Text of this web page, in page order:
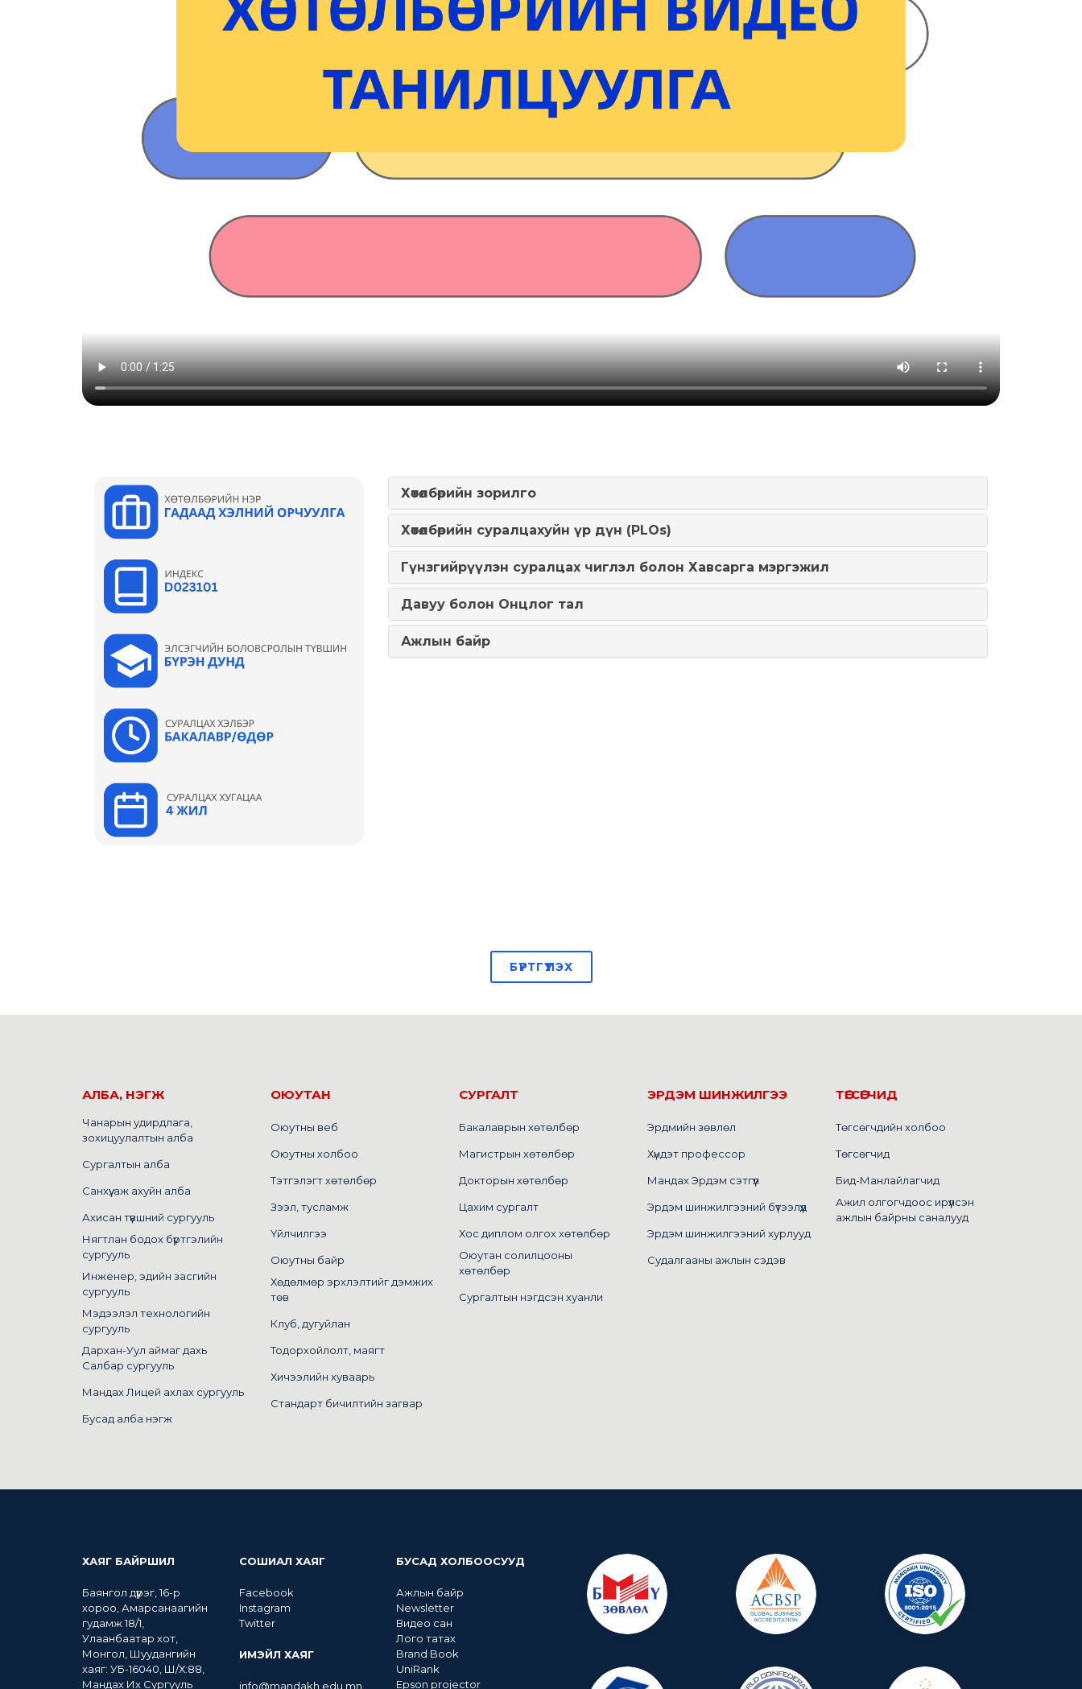
Хөтөлбөрийн зорилго
Хөтөлбөрийн суралцахуйн үр дүн (PLOs)
Гүнзгийрүүлэн суралцах чиглэл болон Хавсарга мэргэжил
Давуу болон Онцлог тал
Ажлын байр
БҮРТГҮҮЛЭХ
АЛБА, НЭГЖ
Чанарын удирдлага,
зохицуулалтын алба
Сургалтын алба
Санхүү, аж ахуйн алба
Ахисан түвшний сургууль
Нягтлан бодох бүртгэлийн
сургууль
Инженер, эдийн засгийн
сургууль
Мэдээлэл технологийн
сургууль
Дархан-Уул аймаг дахь
Салбар сургууль
Мандах Лицей ахлах сургууль
Бусад алба нэгж
ОЮУТАН
Оюутны веб
Оюутны холбоо
Тэтгэлэгт хөтөлбөр
Зээл, тусламж
Үйлчилгээ
Оюутны байр
Хөдөлмөр эрхлэлтийг дэмжих
төв
Клуб, дугуйлан
Тодорхойлолт, маягт
Хичээлийн хуваарь
Стандарт бичилтийн загвар
СУРГАЛТ
Бакалаврын хөтөлбөр
Магистрын хөтөлбөр
Докторын хөтөлбөр
Цахим сургалт
Хос диплом олгох хөтөлбөр
Оюутан солилцооны
хөтөлбөр
Сургалтын нэгдсэн хуанли
ЭРДЭМ ШИНЖИЛГЭЭ
Эрдмийн зөвлөл
Хүндэт профессор
Мандах Эрдэм сэтгүүл
Эрдэм шинжилгээний бүтээлүүд
Эрдэм шинжилгээний хурлууд
Судалгааны ажлын сэдэв
ТӨГСӨГЧИД
Төгсөгчдийн холбоо
Төгсөгчид
Бид-Манлайлагчид
Ажил олгогчдоос ирүүлсэн
ажлын байрны саналууд
ХАЯГ БАЙРШИЛ
Баянгол дүүрэг, 16-р
хороо, Амарсанаагийн
гудамж 18/1,
Улаанбаатар хот,
Монгол, Шуудангийн
хаяг: УБ-16040, Ш/Х:88,
Мандах Их Сургууль
СОШИАЛ ХАЯГ
Facebook
Instagram
Twitter
ИМЭЙЛ ХАЯГ
info@mandakh.edu.mn
БУСАД ХОЛБООСУУД
Ажлын байр
Newsletter
Видео сан
Лого татах
Brand Book
UniRank
Epson projector